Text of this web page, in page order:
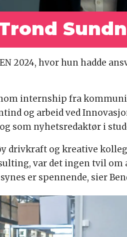
2024, hvor hun hadde
internship fra
og arbeid ved
som nyhetsredaktør i
drivkraft og kreative
var det ingen tvil om
er spennende, sier